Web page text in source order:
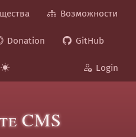
Возможности
Donation GitHub
Login
CMS